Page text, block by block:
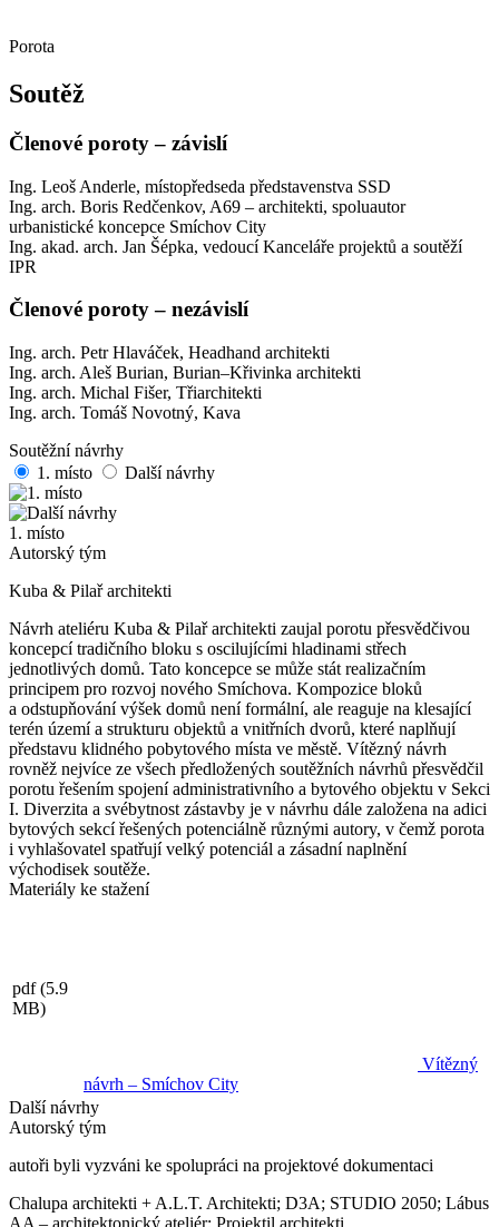
Porota
Soutěž
Členové poroty – závislí
Ing. Leoš Anderle, místopředseda představenstva SSD
Ing. arch. Boris Redčenkov, A69 – architekti, spoluautor
urbanistické koncepce Smíchov City
Ing. akad. arch. Jan Šépka, vedoucí Kanceláře projektů a soutěží
IPR
Členové poroty – nezávislí
Ing. arch. Petr Hlaváček, Headhand architekti
Ing. arch. Aleš Burian, Burian–Křivinka architekti
Ing. arch. Michal Fišer, Třiarchitekti
Ing. arch. Tomáš Novotný, Kava
Soutěžní návrhy
1. místo
Další návrhy
1. místo
Autorský tým
Kuba & Pilař architekti
Návrh ateliéru Kuba & Pilař architekti zaujal porotu přesvědčivou
koncepcí tradičního bloku s oscilujícími hladinami střech
jednotlivých domů. Tato koncepce se může stát realizačním
principem pro rozvoj nového Smíchova. Kompozice bloků
a odstupňování výšek domů není formální, ale reaguje na klesající
terén území a strukturu objektů a vnitřních dvorů, které naplňují
představu klidného pobytového místa ve městě. Vítězný návrh
rovněž nejvíce ze všech předložených soutěžních návrhů přesvědčil
porotu řešením spojení administrativního a bytového objektu v Sekci
I. Diverzita a svébytnost zástavby je v návrhu dále založena na adici
bytových sekcí řešených potenciálně různými autory, v čemž porota
i vyhlašovatel spatřují velký potenciál a zásadní naplnění
východisek soutěže.
Materiály ke stažení
pdf(5.9
MB)
Vítězný
návrh – Smíchov City
Další návrhy
Autorský tým
autoři byli vyzváni ke spolupráci na projektové dokumentaci
Chalupa architekti + A.L.T. Architekti; D3A; STUDIO 2050; Lábus